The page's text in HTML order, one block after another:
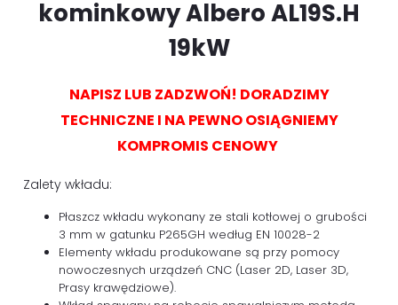
kominkowyAlberoAL19S.H
19kW
NAPISZ LUB ZADZWOŃ! DORADZIMY
TECHNICZNE I NA PEWNO OSIĄGNIEMY
KOMPROMIS CENOWY
Zalety wkładu:
Płaszcz wkładu wykonany ze stali kotłowej o grubości
3 mm w gatunku P265GH według EN 10028-2
Elementy wkładu produkowane są przy pomocy
nowoczesnych urządzeń CNC (Laser 2D, Laser 3D,
Prasy krawędziowe).